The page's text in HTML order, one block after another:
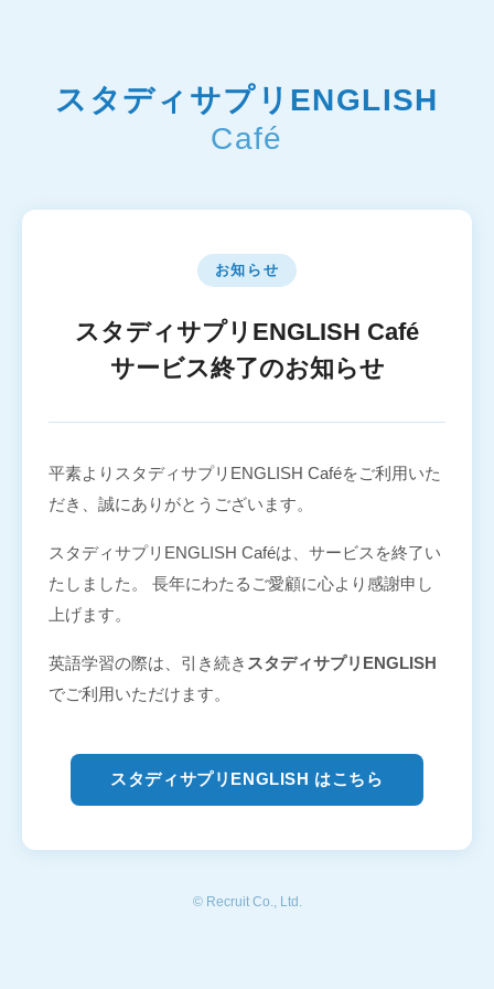
スタディサプリENGLISH
Café
お知らせ
スタディサプリENGLISH Café
サービス終了のお知らせ
平素よりスタディサプリENGLISH Caféをご利用いた
だき、誠にありがとうございます。
スタディサプリENGLISH Caféは、サービスを終了い
たしました。 長年にわたるご愛顧に心より感謝申し
上げます。
英語学習の際は、引き続き スタディサプリENGLISH
でご利用いただけます。
スタディサプリENGLISH はこちら
© Recruit Co., Ltd.